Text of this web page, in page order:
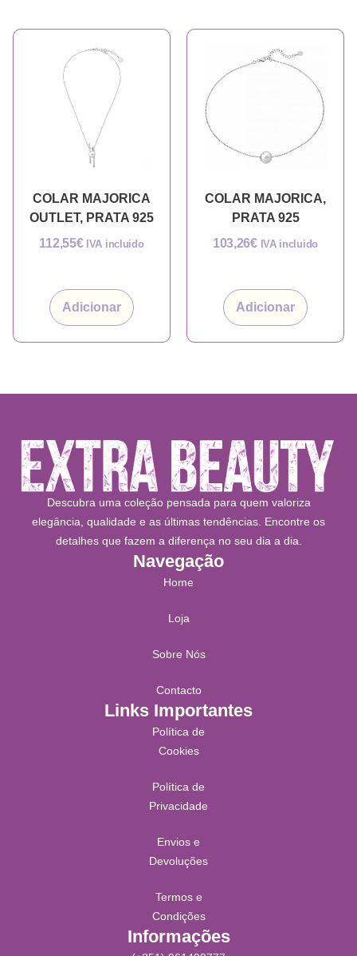
COLAR MAJORICA
OUTLET, PRATA 925
112,55€ IVA incluido
Adicionar
COLAR MAJORICA,
PRATA 925
103,26€ IVA incluido
Adicionar
Descubra uma coleção pensada para quem valoriza
elegância, qualidade e as últimas tendências. Encontre os
detalhes que fazem a diferença no seu dia a dia.
Navegação
Home
Loja
Sobre Nós
Contacto
Links Importantes
Política de
Cookies
Política de
Privacidade
Envios e
Devoluções
Termos e
Condições
Informações